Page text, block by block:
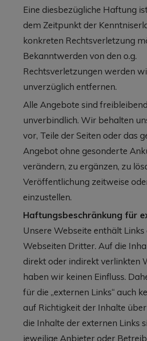
Eine diesbezügliche Haftung
dem Zeitpunkt der
konkreten Rechtsverletzung
Bekanntwerden von den o.g.
Rechtsverletzungen werden
unverzüglich entfernen.
Alle Angebote sind
unverbindlich. Wir behalten
vor, Teile der Seiten oder das
Angebot ohne gesonderte
verändern, zu ergänzen, zu
Veröffentlichung zeitweise
einzustellen.
Haftungsbeschränkung für
Unsere Webseite enthält
Webseiten Dritter. Auf die
direkt oder indirekt verlinkten
haben wir keinen Einfluss.
für die „externen Links“ auch
auf Richtigkeit der Inhalte
die Inhalte der externen Links
jeweilige Anbieter oder